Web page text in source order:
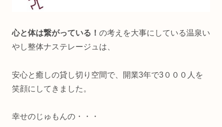
心と体は繋がっている！ の考えを大事にしている温泉い
やし整体ナステレージュは、
安心と癒しの貸し切り空間で、開業3年で3０００人を
笑顔にしてきました。
幸せのじゅもんの・・・